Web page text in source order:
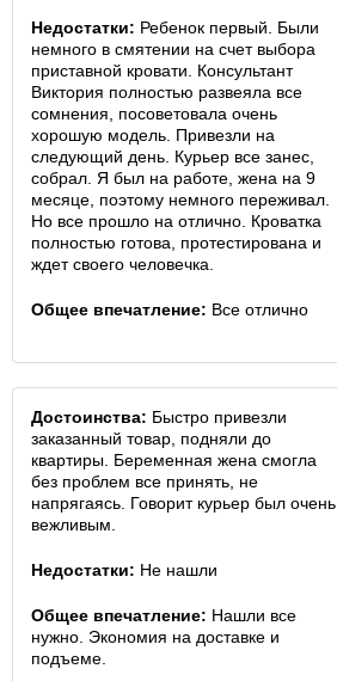
Недостатки: Ребенок первый. Были
немного в смятении на счет выбора
приставной кровати. Консультант
Виктория полностью развеяла все
сомнения, посоветовала очень
хорошую модель. Привезли на
следующий день. Курьер все занес,
собрал. Я был на работе, жена на 9
месяце, поэтому немного переживал.
Но все прошло на отлично. Кроватка
полностью готова, протестирована и
ждет своего человечка.
Общее впечатление: Все отлично
Достоинства: Быстро привезли
заказанный товар, подняли до
квартиры. Беременная жена смогла
без проблем все принять, не
напрягаясь. Говорит курьер был очень
вежливым.
Недостатки: Не нашли
Общее впечатление: Нашли все
нужно. Экономия на доставке и
подъеме.